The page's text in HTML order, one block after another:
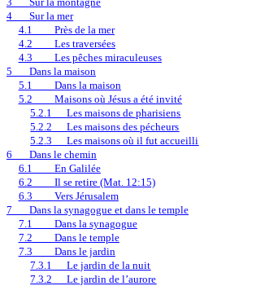
4
Sur la mer
4.1
Près de la mer
4.2
Les traversées
4.3
Les pêches miraculeuses
5
Dans la maison
5.1
Dans la maison
5.2
Maisons où Jésus a été invité
5.2.1
Les maisons de pharisiens
5.2.2
Les maisons des pécheurs
5.2.3
Les maisons où il fut accueilli
6
Dans le chemin
6.1
En Galilée
6.2
Il se retire (Mat. 12:15)
6.3
Vers Jérusalem
7
Dans la synagogue et dans le temple
7.1
Dans la synagogue
7.2
Dans le temple
7.3
Dans le jardin
7.3.1
Le jardin de la nuit
7.3.2
Le jardin de l’aurore